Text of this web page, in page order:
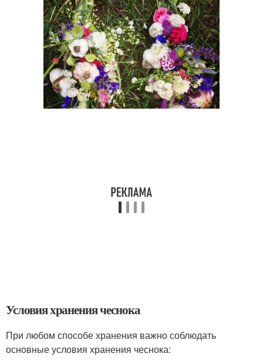
Условия хранения чеснока
При любом способе хранения важно соблюдать
основные условия хранения чеснока: